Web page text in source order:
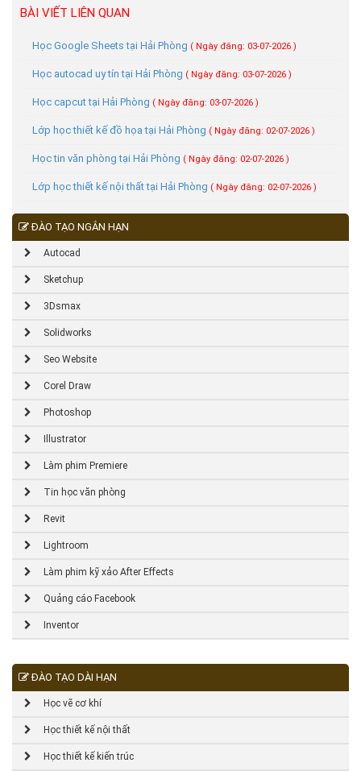
BÀI VIẾT LIÊN QUAN
Học Google Sheets tại Hải Phòng ( Ngày đăng: 03-07-2026 )
Học autocad uy tín tại Hải Phòng ( Ngày đăng: 03-07-2026 )
Học capcut tại Hải Phòng ( Ngày đăng: 03-07-2026 )
Lớp học thiết kế đồ họa tại Hải Phòng ( Ngày đăng: 02-07-2026 )
Học tin văn phòng tại Hải Phòng ( Ngày đăng: 02-07-2026 )
Lớp học thiết kế nội thất tại Hải Phòng ( Ngày đăng: 02-07-2026 )
ĐÀO TẠO NGẮN HẠN
Autocad
Sketchup
3Dsmax
Solidworks
Seo Website
Corel Draw
Photoshop
Illustrator
Làm phim Premiere
Tin học văn phòng
Revit
Lightroom
Làm phim kỹ xảo After Effects
Quảng cáo Facebook
Inventor
ĐÀO TẠO DÀI HẠN
Học vẽ cơ khí
Học thiết kế nội thất
Học thiết kế kiến trúc